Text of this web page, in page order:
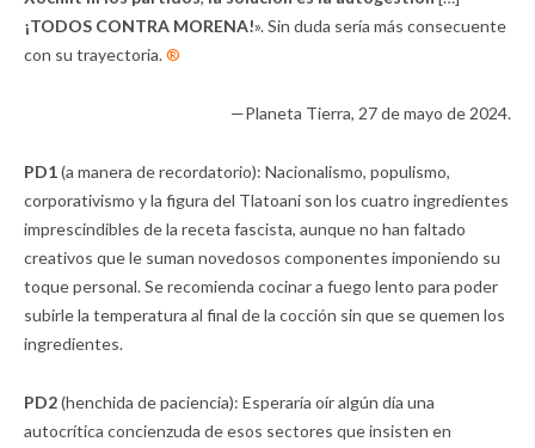
¡TODOS CONTRA MORENA!». Sin duda sería más consecuente
con su trayectoria.®
—Planeta Tierra, 27 de mayo de 2024.
PD1(a manera de recordatorio): Nacionalismo, populismo,
corporativismo y la figura del Tlatoani son los cuatro ingredientes
imprescindibles de la receta fascista, aunque no han faltado
creativos que le suman novedosos componentes imponiendo su
toque personal. Se recomienda cocinar a fuego lento para poder
subirle la temperatura al final de la cocción sin que se quemen los
ingredientes.
PD2(henchida de paciencia): Esperaría oír algún día una
autocrítica concienzuda de esos sectores que insisten en